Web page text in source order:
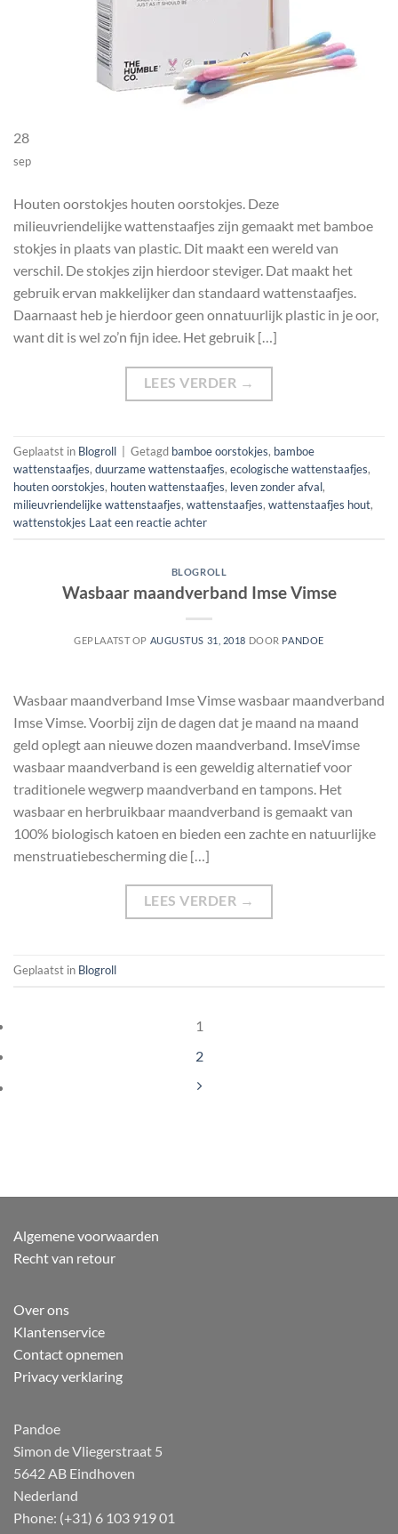
28
sep
Houten oorstokjes houten oorstokjes. Deze
milieuvriendelijke wattenstaafjes zijn gemaakt met bamboe
stokjes in plaats van plastic. Dit maakt een wereld van
verschil. De stokjes zijn hierdoor steviger. Dat maakt het
gebruik ervan makkelijker dan standaard wattenstaafjes.
Daarnaast heb je hierdoor geen onnatuurlijk plastic in je oor,
want dit is wel zo’n fijn idee. Het gebruik […]
LEES VERDER →
Geplaatst in Blogroll Getagd bamboe oorstokjes, bamboe
wattenstaafjes, duurzame wattenstaafjes, ecologische wattenstaafjes,
houten oorstokjes, houten wattenstaafjes, leven zonder afval,
milieuvriendelijke wattenstaafjes, wattenstaafjes, wattenstaafjes hout,
wattenstokjes Laat een reactie achter
BLOGROLL
Wasbaar maandverband Imse Vimse
GEPLAATST OP AUGUSTUS 31, 2018 DOOR PANDOE
Wasbaar maandverband Imse Vimse wasbaar maandverband
Imse Vimse. Voorbij zijn de dagen dat je maand na maand
geld oplegt aan nieuwe dozen maandverband. ImseVimse
wasbaar maandverband is een geweldig alternatief voor
traditionele wegwerp maandverband en tampons. Het
wasbaar en herbruikbaar maandverband is gemaakt van
100% biologisch katoen en bieden een zachte en natuurlijke
menstruatiebescherming die […]
LEES VERDER →
Geplaatst in Blogroll
1
2
Algemene voorwaarden
Recht van retour
Over ons
Klantenservice
Contact opnemen
Privacy verklaring
Pandoe
Simon de Vliegerstraat 5
5642 AB Eindhoven
Nederland
Phone: (+31) 6 103 919 01